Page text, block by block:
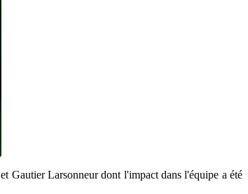
et Gautier Larsonneur dont l'impact dans l'équipe a été